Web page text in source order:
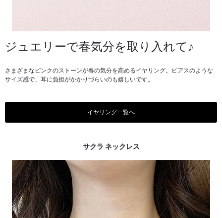
ジュエリーで春気分を取り入れて♪
さまざまなピンクのストーンが春の気分を高めるイヤリング。ピアスのような
サイズ感で、耳に負担がかかりづらいのも嬉しいです。
イヤリング一覧へ
サクラ ネックレス